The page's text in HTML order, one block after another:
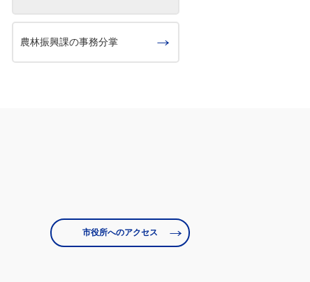
農林振興課の事務分掌
市役所へのアクセス